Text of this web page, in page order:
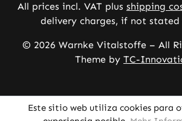
All prices incl. VAT plus shipping
delivery charges, if not stated
© 2026 Warnke Vitalstoffe – All
Theme by TC-
Este sitio web utiliza cookies para